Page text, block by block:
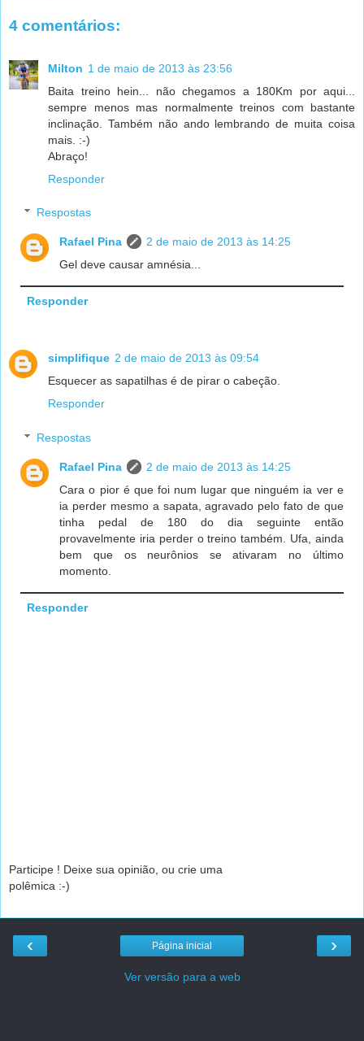
4 comentários:
Milton 1 de maio de 2013 às 23:56
Baita treino hein... não chegamos a 180Km por aqui...
sempre menos mas normalmente treinos com bastante
inclinação. Também não ando lembrando de muita coisa
mais. :-)
Abraço!
Responder
Respostas
Rafael Pina
2 de maio de 2013 às 14:25
Gel deve causar amnésia...
Responder
simplifique 2 de maio de 2013 às 09:54
Esquecer as sapatilhas é de pirar o cabeção.
Responder
Respostas
Rafael Pina
2 de maio de 2013 às 14:25
Cara o pior é que foi num lugar que ninguém ia ver e
ia perder mesmo a sapata, agravado pelo fato de que
tinha pedal de 180 do dia seguinte então
provavelmente iria perder o treino também. Ufa, ainda
bem que os neurônios se ativaram no último
momento.
Responder
Participe ! Deixe sua opinião, ou crie uma
polêmica :-)
‹ ›
Página inicial
Ver versão para a web